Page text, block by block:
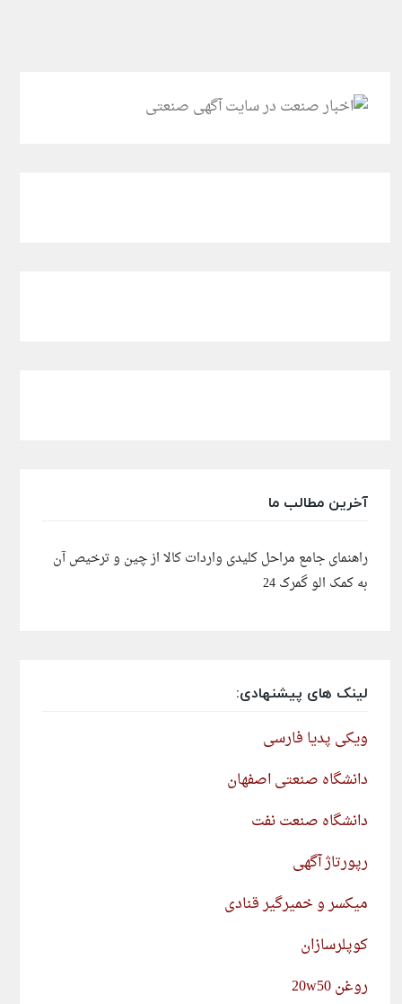
آخرین مطالب ما
راهنمای جامع مراحل کلیدی واردات کالا از چین و ترخیص آن
به کمک الو گمرک 24
لینک های پیشنهادی:
ویکی پدیا فارسی
دانشگاه صنعتی اصفهان
دانشگاه صنعت نفت
رپورتاژ آگهی
میکسر و خمیرگیر قنادی
کوپلرسازان
روغن 20w50